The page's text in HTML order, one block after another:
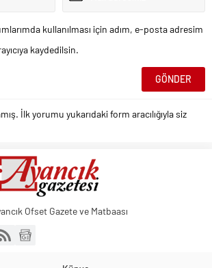
kullanılması için adım, e-posta adresim
kaydedilsin.
İlk yorumu yukarıdaki form aracılığıyla siz
Ofset Gazete ve Matbaası